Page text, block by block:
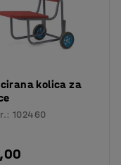
kolica za
:102460